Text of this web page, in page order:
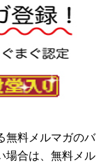
無料メルマガのバ
場合は、無料メル